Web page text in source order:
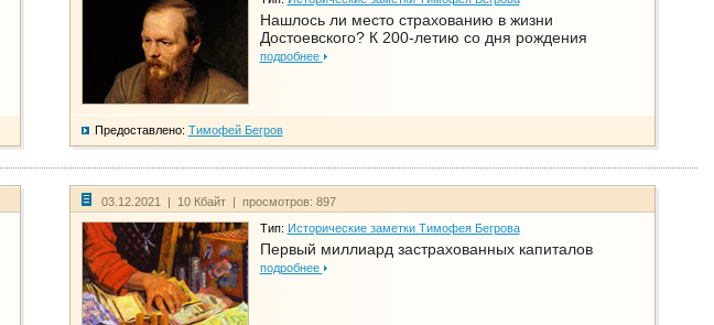
Нашлось ли место страхованию в жизни
Достоевского? К 200-летию со дня рождения
подробнее
Предоставлено: Тимофей Бегров
03.12.2021 | 10 Кбайт | просмотров: 897
Тип: Исторические заметки Тимофея Бегрова
Первый миллиард застрахованных капиталов
подробнее